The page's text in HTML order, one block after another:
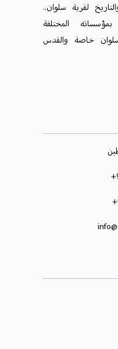
لقرية سلوان..
المختلفة
سلوان خاصة والقدس